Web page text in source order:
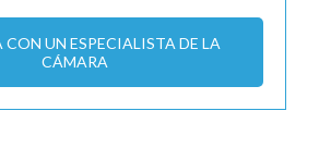
UN ESPECIALISTA DE LA
CÁMARA